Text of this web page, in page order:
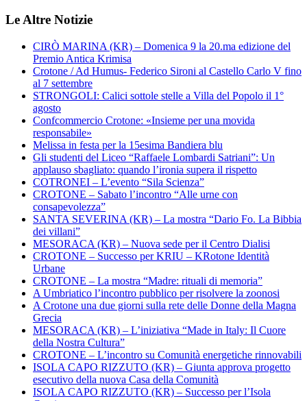
Le Altre Notizie
CIRÒ MARINA (KR) – Domenica 9 la 20.ma edizione del
Premio Antica Krimisa
Crotone / Ad Humus- Federico Sironi al Castello Carlo V fino
al 7 settembre
STRONGOLI: Calici sottole stelle a Villa del Popolo il 1°
agosto
Confcommercio Crotone: «Insieme per una movida
responsabile»
Melissa in festa per la 15esima Bandiera blu
Gli studenti del Liceo “Raffaele Lombardi Satriani”: Un
applauso sbagliato: quando l’ironia supera il rispetto
COTRONEI – L’evento “Sila Scienza”
CROTONE – Sabato l’incontro “Alle urne con
consapevolezza”
SANTA SEVERINA (KR) – La mostra “Dario Fo. La Bibbia
dei villani”
MESORACA (KR) – Nuova sede per il Centro Dialisi
CROTONE – Successo per KRIU – KRotone Identità
Urbane
CROTONE – La mostra “Madre: rituali di memoria”
A Umbriatico l’incontro pubblico per risolvere la zoonosi
A Crotone una due giorni sulla rete delle Donne della Magna
Grecia
MESORACA (KR) – L’iniziativa “Made in Italy: Il Cuore
della Nostra Cultura”
CROTONE – L’incontro su Comunità energetiche rinnovabili
ISOLA CAPO RIZZUTO (KR) – Giunta approva progetto
esecutivo della nuova Casa della Comunità
ISOLA CAPO RIZZUTO (KR) – Successo per l’Isola